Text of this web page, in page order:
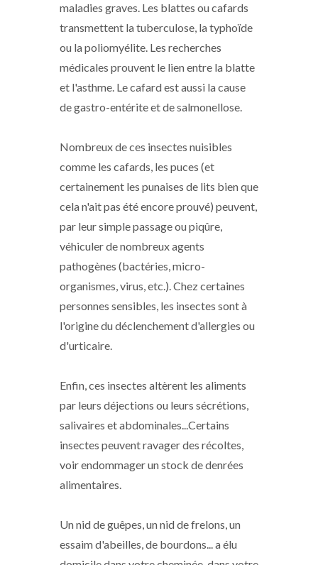
maladies graves. Les blattes ou cafards
transmettent la tuberculose, la typhoïde
ou la poliomyélite. Les recherches
médicales prouvent le lien entre la blatte
et l'asthme. Le cafard est aussi la cause
de gastro-entérite et de salmonellose.
Nombreux de ces insectes nuisibles
comme les cafards, les puces (et
certainement les punaises de lits bien que
cela n'ait pas été encore prouvé) peuvent,
par leur simple passage ou piqûre,
véhiculer de nombreux agents
pathogènes (bactéries, micro-
organismes, virus, etc.). Chez certaines
personnes sensibles, les insectes sont à
l'origine du déclenchement d'allergies ou
d'urticaire.
Enfin, ces insectes altèrent les aliments
par leurs déjections ou leurs sécrétions,
salivaires et abdominales...Certains
insectes peuvent ravager des récoltes,
voir endommager un stock de denrées
alimentaires.
Un nid de guêpes, un nid de frelons, un
essaim d'abeilles, de bourdons... a élu